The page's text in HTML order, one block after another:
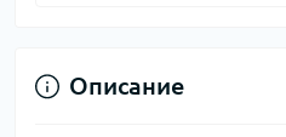
Описание